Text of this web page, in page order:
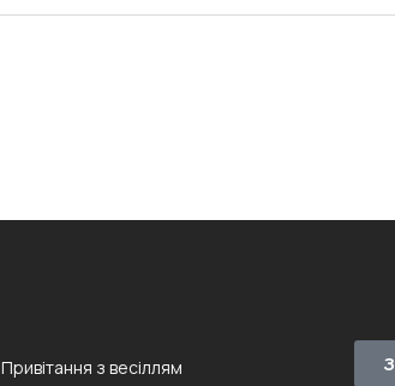
Привітання з весіллям